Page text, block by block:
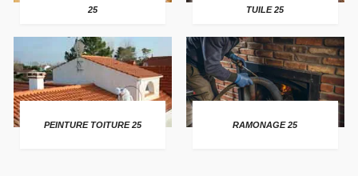
25
TUILE 25
PEINTURE TOITURE 25 RAMONAGE 25